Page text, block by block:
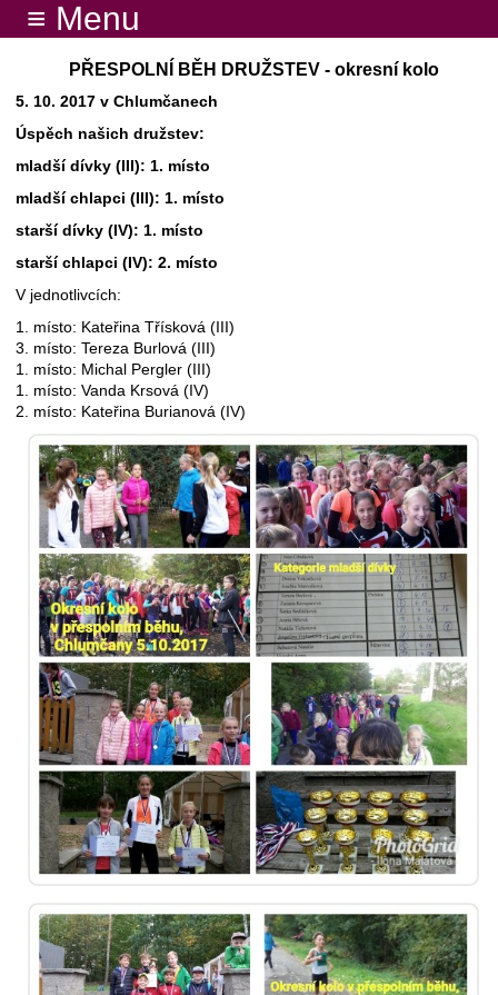
≡ Menu
PŘESPOLNÍ BĚH DRUŽSTEV - okresní kolo
5. 10. 2017 v Chlumčanech
Úspěch našich družstev:
mladší dívky (III): 1. místo
mladší chlapci (III): 1. místo
starší dívky (IV): 1. místo
starší chlapci (IV): 2. místo
V jednotlivcích:
1. místo: Kateřina Třísková (III)
3. místo: Tereza Burlová (III)
1. místo: Michal Pergler (III)
1. místo: Vanda Krsová (IV)
2. místo: Kateřina Burianová (IV)